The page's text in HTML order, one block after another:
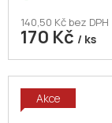
140,50 Kč bez DPH
170 Kč / ks
Akce